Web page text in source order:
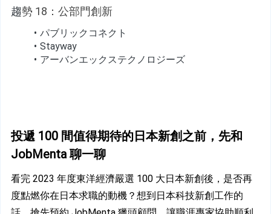
趨勢 18：公部門創新
パブリックコネクト
Stayway
アーバンエックステクノロジーズ
投遞 100 間值得期待的日本新創之前，先和
JobMenta 聊一聊
看完 2023 年度東洋經濟嚴選 100 大日本新創後，是否再
度點燃你在日本求職的動機？想到日本科技新創工作的